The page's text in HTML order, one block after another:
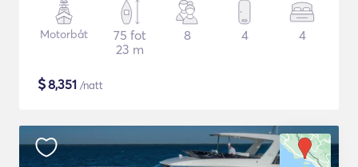
Motorbåt
75 fot
23 m
8 4 4
$8,351 /natt